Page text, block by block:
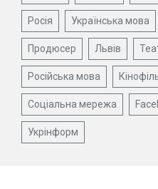
Росія Українська мова
Продюсер Львів
Російська мова
Соціальна мережа
Укрінформ